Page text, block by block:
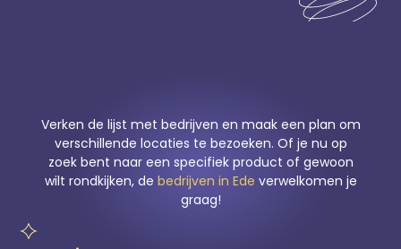
Verken de lijst met bedrijven en maak een plan om
verschillende locaties te bezoeken. Of je nu op
zoek bent naar een specifiek product of gewoon
wilt rondkijken, de bedrijven in Ede verwelkomen je
graag!